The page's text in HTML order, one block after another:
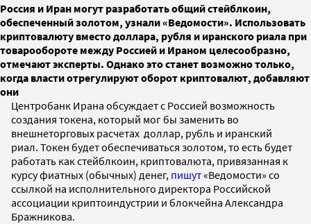
Россия и Иран могут разработать общий стейблкоин,
обеспеченный золотом, узнали «Ведомости». Использовать
криптовалюту вместо доллара, рубля и иранского риала при
товарообороте между Россией и Ираном целесообразно,
отмечают эксперты. Однако это станет возможно только,
когда власти отрегулируют оборот криптовалют, добавляют
они
Центробанк Ирана обсуждает с Россией возможность
создания токена, который мог бы заменить во
внешнеторговых расчетах доллар, рубль и иранский
риал. Токен будет обеспечиваться золотом, то есть будет
работать как стейблкоин, криптовалюта, привязанная к
курсу фиатных (обычных) денег, пишут«Ведомости» со
ссылкой на исполнительного директора Российской
ассоциации криптоиндустрии и блокчейна Александра
Бражникова.